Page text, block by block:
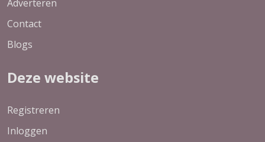
Adverteren
Contact
Blogs
Deze website
Registreren
Inloggen